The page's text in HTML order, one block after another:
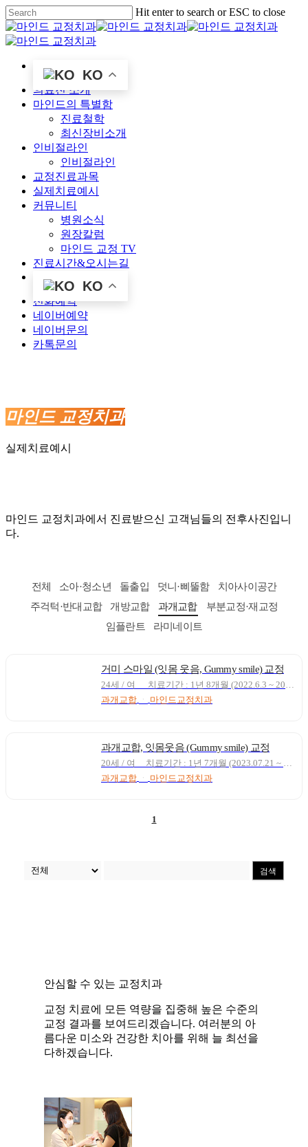
Skip
to
main
content
Hit enter to search or ESC to close
Close
Search
KO
Menu
의료진 소개
마인드의 특별함
진료철학
최신장비소개
인비절라인
인비절라인
교정진료과목
실제치료예시
커뮤니티
병원소식
원장칼럼
마인드 교정 TV
진료시간&오시는길
KO
전화예약
네이버예약
네이버문의
카톡문의
마인드 교정치과
실제치료예시
마인드 교정치과에서 진료받으신 고객님들의 전후사진입니
다.
전체 소아·청소년 돌출입 덧니·삐뚤함
치아사이공간
주걱턱·반대교합
개방교합 과개교합
부분교정·재교정
임플란트
라미네이트
거미 스마일 (잇몸 웃음, Gummy smile) 교정
과개교합 ㆍ 마인드교정치과
과개교합, 잇몸웃음 (Gummy smile) 교정
과개교합 ㆍ 마인드교정치과
1
검색
안심할 수 있는 교정치과
교정 치료에 모든 역량을 집중해 높은 수준의
교정 결과를 보여드리겠습니다. 여러분의 아
름다운 미소와 건강한 치아를 위해 늘 최선을
다하겠습니다.